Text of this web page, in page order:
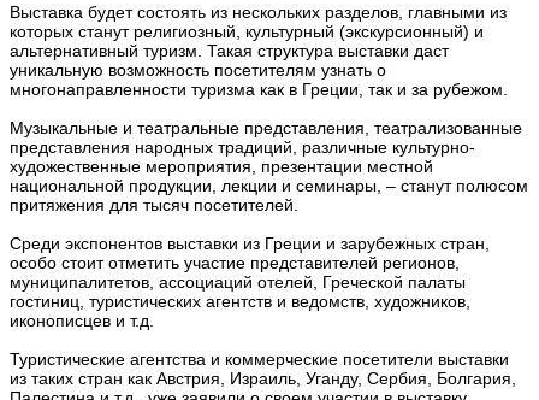
Выставка будет состоять из нескольких разделов, главными из
которых станут религиозный, культурный (экскурсионный) и
альтернативный туризм. Такая структура выставки даст
уникальную возможность посетителям узнать о
многонаправленности туризма как в Греции, так и за рубежом.
Музыкальные и театральные представления, театрализованные
представления народных традиций, различные культурно-
художественные мероприятия, презентации местной
национальной продукции, лекции и семинары, – станут полюсом
притяжения для тысяч посетителей.
Среди экспонентов выставки из Греции и зарубежных стран,
особо стоит отметить участие представителей регионов,
муниципалитетов, ассоциаций отелей, Греческой палаты
гостиниц, туристических агентств и ведомств, художников,
иконописцев и т.д.
Туристические агентства и коммерческие посетители выставки
из таких стран как Австрия, Израиль, Уганду, Сербия, Болгария,